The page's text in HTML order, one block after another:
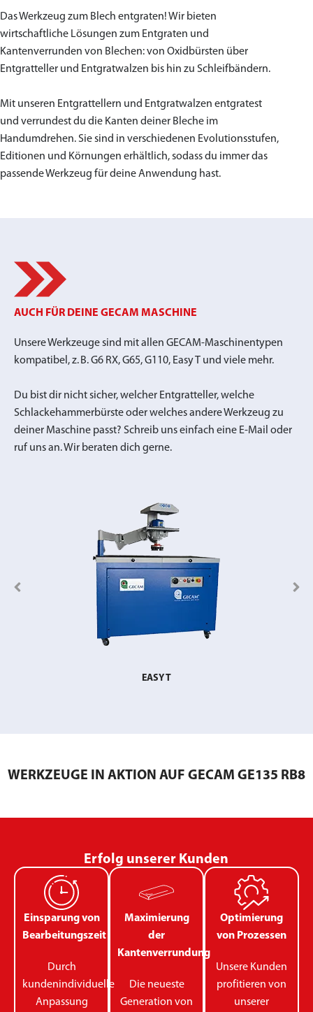
Das Werkzeug zum Blech entgraten! Wir bieten
wirtschaftliche Lösungen zum Entgraten und
Kantenverrunden von Blechen: von Oxidbürsten über
Entgratteller und Entgratwalzen bis hin zu Schleifbändern.
Mit unseren Entgrattellern und Entgratwalzen entgratest
und verrundest du die Kanten deiner Bleche im
Handumdrehen. Sie sind in verschiedenen Evolutionsstufen,
Editionen und Körnungen erhältlich, sodass du immer das
passende Werkzeug für deine Anwendung hast.
AUCH FÜR DEINE GECAM MASCHINE
Unsere Werkzeuge sind mit allen GECAM-Maschinentypen
kompatibel, z. B. G6 RX, G65, G110, Easy T und viele mehr.
Du bist dir nicht sicher, welcher Entgratteller, welche
Schlackehammerbürste oder welches andere Werkzeug zu
deiner Maschine passt? Schreib uns einfach eine E-Mail oder
ruf uns an. Wir beraten dich gerne.
EASY T
WERKZEUGE IN AKTION AUF GECAM GE135 RB8
Erfolg unserer Kunden
Einsparung von
Bearbeitungszeit
Durch
kundenindividuelle
Anpassung
Maximierung
der
Kantenverrundung
Die neueste
Generation von
Optimierung
von Prozessen
Unsere Kunden
profitieren von
unserer